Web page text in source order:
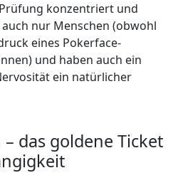
konzentriert und
nur Menschen (obwohl
eines Pokerface-
und haben auch ein
ein natürlicher
das goldene Ticket